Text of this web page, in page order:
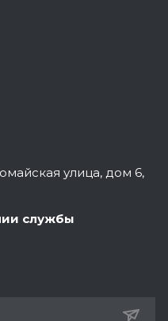
улица, дом 6,
службы